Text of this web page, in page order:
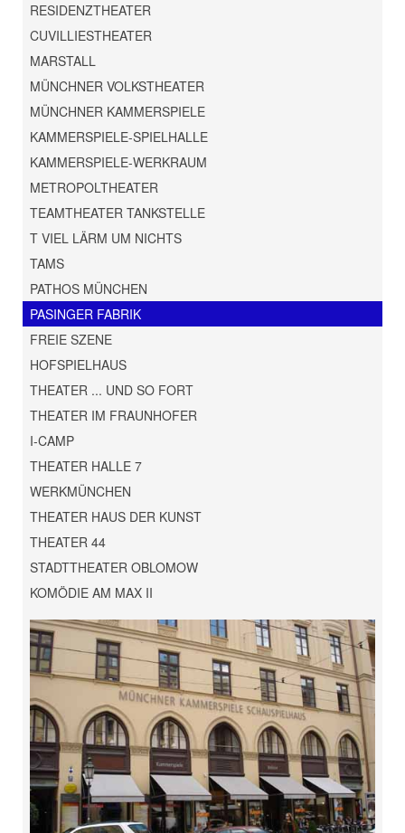
RESIDENZTHEATER
CUVILLIESTHEATER
MARSTALL
MÜNCHNER VOLKSTHEATER
MÜNCHNER KAMMERSPIELE
KAMMERSPIELE-SPIELHALLE
KAMMERSPIELE-WERKRAUM
METROPOLTHEATER
TEAMTHEATER TANKSTELLE
T VIEL LÄRM UM NICHTS
TAMS
PATHOS MÜNCHEN
PASINGER FABRIK
FREIE SZENE
HOFSPIELHAUS
THEATER ... UND SO FORT
THEATER IM FRAUNHOFER
I-CAMP
THEATER HALLE 7
WERKMÜNCHEN
THEATER HAUS DER KUNST
THEATER 44
STADTTHEATER OBLOMOW
KOMÖDIE AM MAX II